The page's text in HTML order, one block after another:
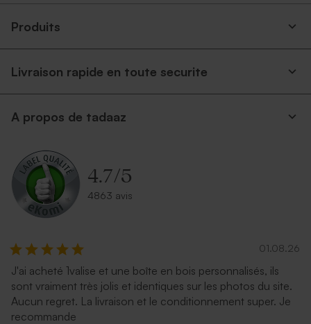
Produits
Livraison rapide en toute securite
A propos de tadaaz
4.7/5
4863 avis
01.08.26
J'ai acheté 1valise et une boîte en bois personnalisés, ils
sont vraiment très jolis et identiques sur les photos du site.
Aucun regret. La livraison et le conditionnement super. Je
recommande